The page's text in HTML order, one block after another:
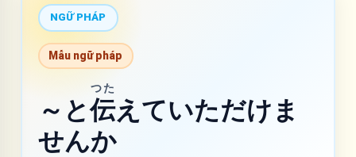
NGỮ PHÁP
Mẫu ngữ pháp
～と伝
つた
えていただけま
せんか